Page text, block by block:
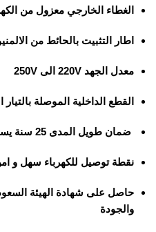
الغطاء الخارجي معزول من
اطار التثبيت بالحائط من
معدل الجهد 220V الى 250V
القطع الداخلية الموصلة
ضمان طويل المدى 25 سنة يستبدل فورا
نقطة توصيل للكهرباء سهل و
حاصل على شهادة الهيئة
والجودة